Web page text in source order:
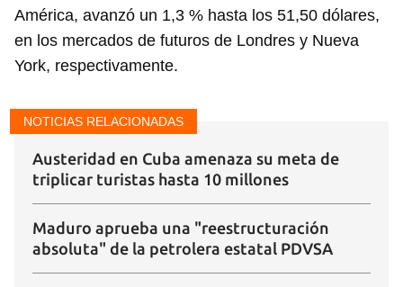
América, avanzó un 1,3 % hasta los 51,50 dólares,
en los mercados de futuros de Londres y Nueva
York, respectivamente.
NOTICIAS RELACIONADAS
Austeridad en Cuba amenaza su meta de
triplicar turistas hasta 10 millones
Maduro aprueba una "reestructuración
absoluta" de la petrolera estatal PDVSA